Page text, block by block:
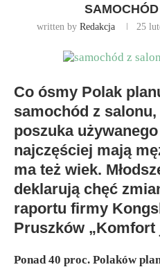
written by Redakcja 25
Co ósmy Polak
samochód z
poszuka
najczęściej mają
ma też wiek.
deklarują chęć
raportu firmy
Pruszków „Komfort
Ponad 40 proc. Polaków